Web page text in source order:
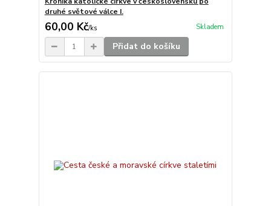
druhé světové válce I.
60,00 Kč/ks Skladem
Přidat do košíku